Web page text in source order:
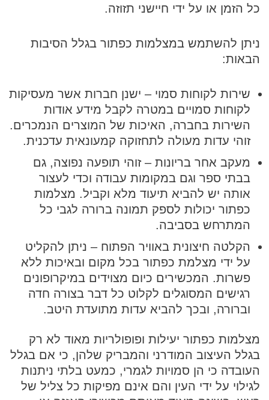
כל הזמן או על ידי חיישני תזוזה.
ניתן להשתמש במצלמות כפתור בגלל הסיבות
הבאות:
שירות לקוחות סמוי – ישנן חברות אשר מעסיקות
לקוחות סמויים במטרה לקבל מידע אודות
השירות בחברה, האיכות של המוצרים הנמכרים.
זוהי עדות מעולה לתחזוקה קמעונאית עדכנית.
מעקב אחר בריונות – זוהי תופעה נפוצה, גם
בבתי ספר וגם במקומות עבודה וכדי לעצור
אותה יש להביא תיעוד מלא וקביל. מצלמות
כפתור יכולות לספק תמונה ברורה לגבי כל
המתרחש בסביבה.
הקלטה חיצונית באוויר הפתוח – ניתן להקליט
על ידי מצלמת כפתור בכל מקום ובאיכות ללא
פשרות. המכשירים כיום מצוידים במיקרופונים
רגישים המסוגלים לקלוט כל דבר בצורה חדה
וברורה, ובכך להביא עדות מתועדת היטב.
מצלמות כפתור יעילות ופופולריות מאוד לא רק
בגלל העיצוב המודרני והמבריק שלהן, כי אם בגלל
העובדה כי הן סמויות לגמרי, כמעט בלתי ניתנות
לגילוי על ידי העין והם אינם מפיקות כל צליל של